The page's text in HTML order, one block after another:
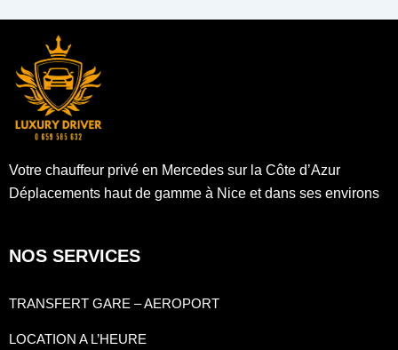
Votre chauffeur privé en Mercedes sur la Côte d’Azur
Déplacements haut de gamme à Nice et dans ses environs
NOS SERVICES
TRANSFERT GARE – AEROPORT
LOCATION A L’HEURE